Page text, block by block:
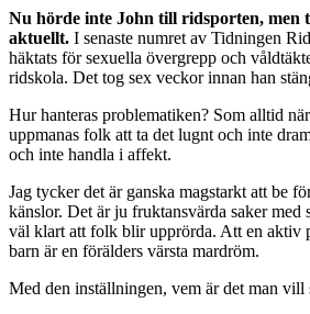
Nu hörde inte John till ridsporten, men
aktuellt. I senaste numret av Tidningen
häktats för sexuella övergrepp och
ridskola. Det tog sex veckor innan han
Hur hanteras problematiken? Som alltid
uppmanas folk att ta det lugnt och inte
och inte handla i affekt.
Jag tycker det är ganska magstarkt att be
känslor. Det är ju fruktansvärda saker med
väl klart att folk blir upprörda. Att en aktiv
barn är en förälders värsta mardröm.
Med den inställningen, vem är det man vill